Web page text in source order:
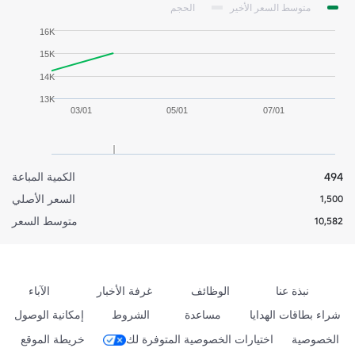
متوسط السعر الأخير الحجم
03/01 05/01 07/01
13K
14K
15K
16K
الكمية المباعة
494
السعر الأصلي
1,500
متوسط السعر 10,582
نبذة عنا الوظائف غرفة الأخبار
الآباء
شراء بطاقات الهدايا
مساعدة الشروط
إمكانية الوصول
الخصوصية
اختيارات الخصوصية المتوفرة لك خريطة الموقع